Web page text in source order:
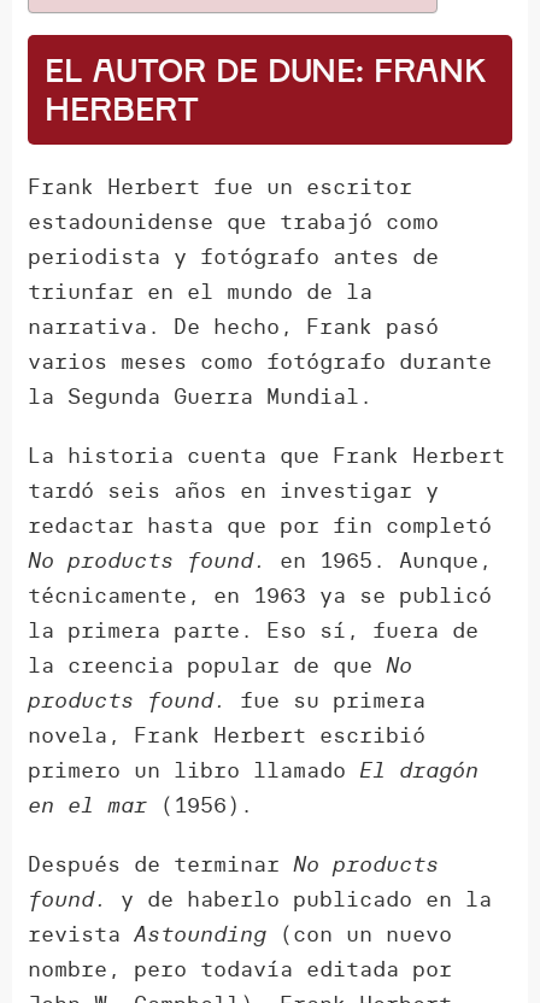
El autor de Dune: Frank
Herbert
Frank Herbert fue un escritor
estadounidense que trabajó como
periodista y fotógrafo antes de
triunfar en el mundo de la
narrativa. De hecho, Frank pasó
varios meses como fotógrafo durante
la Segunda Guerra Mundial.
La historia cuenta que Frank Herbert
tardó seis años en investigar y
redactar hasta que por fin completó
No products found.
en 1965. Aunque,
técnicamente, en 1963 ya se publicó
la primera parte. Eso sí, fuera de
la creencia popular de queNo
products found.
fue su primera
novela, Frank Herbert escribió
primero un libro llamado El dragón
en el mar (1956).
Después de terminarNo products
found.
y de haberlo publicado en la
revistaAstounding (con un nuevo
nombre, pero todavía editada por